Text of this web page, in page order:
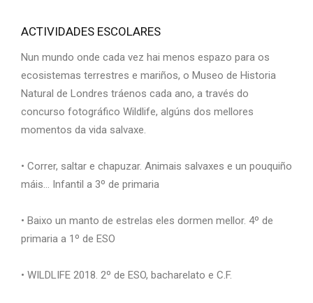
ACTIVIDADES ESCOLARES
Nun mundo onde cada vez hai menos espazo para os
ecosistemas terrestres e mariños, o Museo de Historia
Natural de Londres tráenos cada ano, a través do
concurso fotográfico Wildlife, algúns dos mellores
momentos da vida salvaxe.
• Correr, saltar e chapuzar. Animais salvaxes e un pouquiño
máis… Infantil a 3º de primaria
• Baixo un manto de estrelas eles dormen mellor. 4º de
primaria a 1º de ESO
• WILDLIFE 2018. 2º de ESO, bacharelato e C.F.